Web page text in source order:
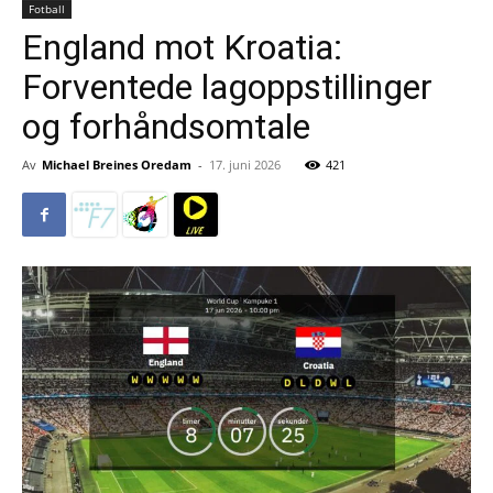
Fotball
England mot Kroatia:
Forventede lagoppstillinger
og forhåndsomtale
Av Michael Breines Oredam - 17. juni 2026 421